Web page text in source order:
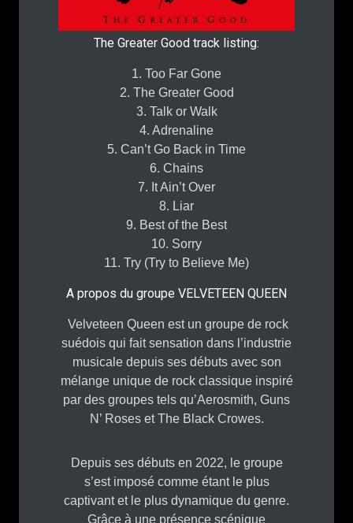
The Greater Good track listing:
1. Too Far Gone
2. The Greater Good
3. Talk or Walk
4. Adrenaline
5. Can’t Go Back in Time
6. Chains
7. It Ain’t Over
8. Liar
9. Best of the Best
10. Sorry
11. Try (Try to Believe Me)
A propos du groupe VELVETEEN QUEEN
Velveteen Queen est un groupe de rock
suédois qui fait sensation dans l’industrie
musicale depuis ses débuts avec son
mélange unique de rock classique inspiré
par des groupes tels qu’Aerosmith, Guns
N’ Roses et The Black Crowes.
Depuis ses débuts en 2022, le groupe
s’est imposé comme étant le plus
captivant et le plus dynamique du genre.
Grâce à une présence scénique